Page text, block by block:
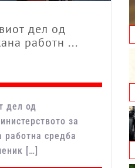
дел од
работн ...
дел од
за
работна средба
[…]